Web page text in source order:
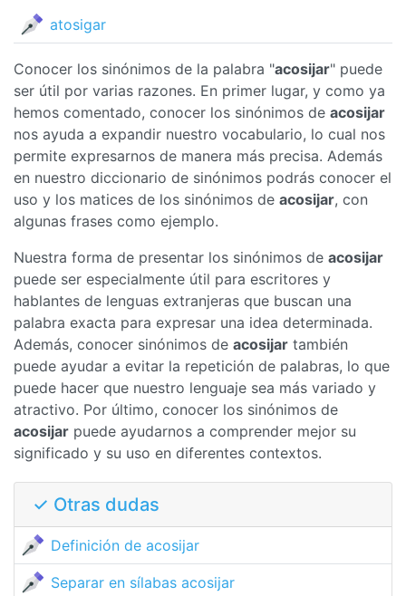
atosigar
Conocer los sinónimos de la palabra "acosijar" puede
ser útil por varias razones. En primer lugar, y como ya
hemos comentado, conocer los sinónimos de acosijar
nos ayuda a expandir nuestro vocabulario, lo cual nos
permite expresarnos de manera más precisa. Además
en nuestro diccionario de sinónimos podrás conocer el
uso y los matices de los sinónimos de acosijar, con
algunas frases como ejemplo.
Nuestra forma de presentar los sinónimos de acosijar
puede ser especialmente útil para escritores y
hablantes de lenguas extranjeras que buscan una
palabra exacta para expresar una idea determinada.
Además, conocer sinónimos de acosijar también
puede ayudar a evitar la repetición de palabras, lo que
puede hacer que nuestro lenguaje sea más variado y
atractivo. Por último, conocer los sinónimos de
acosijar puede ayudarnos a comprender mejor su
significado y su uso en diferentes contextos.
✓ Otras dudas
Definición de acosijar
Separar en sílabas acosijar